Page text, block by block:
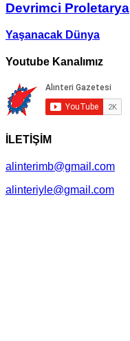
Devrimci Proletarya
Yaşanacak Dünya
Youtube Kanalımız
İLETİŞİM
alinterimb@gmail.com
alinteriyle@gmail.com